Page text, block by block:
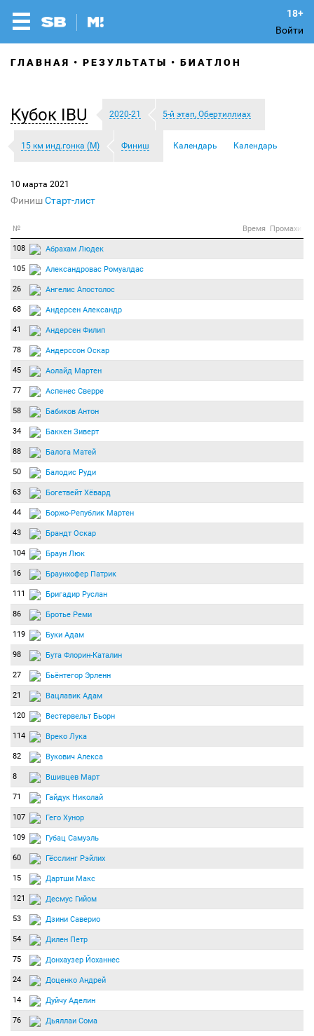
Войти
ГЛАВНАЯ РЕЗУЛЬТАТЫ БИАТЛОН
Кубок IBU 2020-21 5-й этап, Обертиллиах
15 км инд.гонка (М) Финиш Календарь Календарь
10 марта 2021
ФинишСтарт-лист
№ Время Промахи
108 Абрахам Людек
105 Александровас Ромуалдас
26 Ангелис Апостолос
68 Андерсен Александр
41 Андерсен Филип
78 Андерссон Оскар
45 Аолайд Мартен
77 Аспенес Сверре
58 Бабиков Антон
34 Баккен Зиверт
88 Балога Матей
50 Балодис Руди
63 Богетвейт Хёвард
44 Боржо-Републик Мартен
43 Брандт Оскар
104 Браун Люк
16 Браунхофер Патрик
111 Бригадир Руслан
86 Бротье Реми
119 Буки Адам
98 Бута Флорин-Каталин
27 Бьёнтегор Эрленн
21 Вацлавик Адам
120 Вестервельт Бьорн
114 Вреко Лука
82 Вукович Алекса
8 Вшивцев Март
71 Гайдук Николай
107 Гего Хунор
109 Губац Самуэль
60 Гёсслинг Рэйлих
15 Дартши Макс
121 Десмус Гийом
53 Дзини Саверио
54 Дилен Петр
75 Донхаузер Йоханнес
24 Доценко Андрей
14 Дуйчу Аделин
76 Дьяллаи Сома